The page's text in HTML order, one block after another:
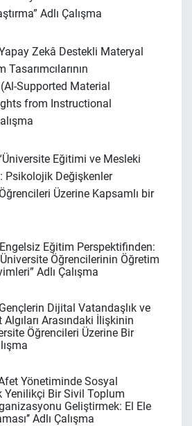
Adlı Çalışma
Zekâ Destekli Materyal
Supported Material
from Instructional
Eğitimi ve Mesleki
Psikolojik Değişkenler
Üzerine Kapsamlı bir
Eğitim Perspektifinden:
Öğrencilerinin Öğretim
Adlı Çalışma
Dijital Vatandaşlık ve
Arasındaki İlişkinin
Öğrencileri Üzerine Bir
Yönetiminde Sosyal
Yenilikçi Bir Sivil Toplum
Geliştirmek: El Ele
Adlı Çalışma